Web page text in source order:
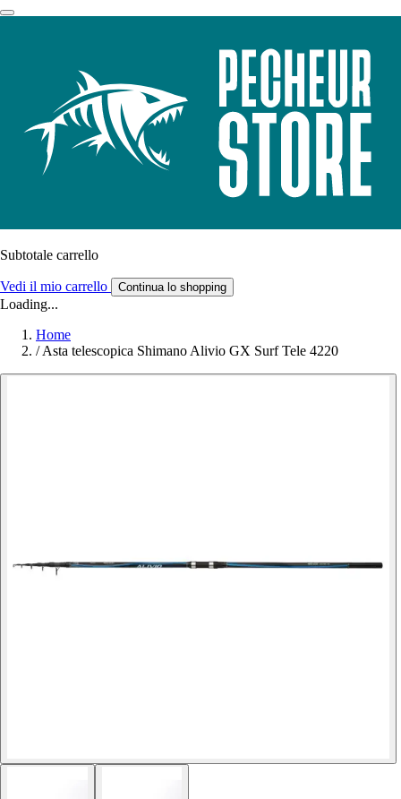
Subtotale carrello
Vedi il mio carrello Continua lo shopping
Loading...
Home
/ Asta telescopica Shimano Alivio GX Surf Tele 4220